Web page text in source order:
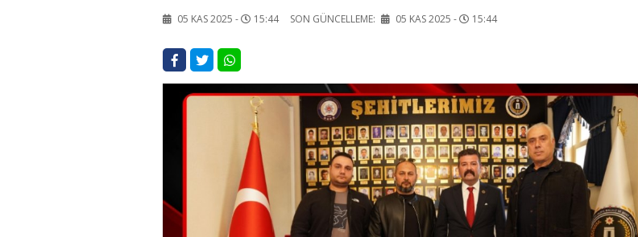
05 KAS 2025 - 15:44 SON GÜNCELLEME: 05 KAS 2025 - 15:44